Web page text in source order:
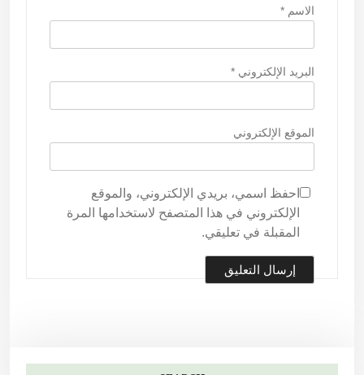
الاسم *
البريد الإلكتروني *
الموقع الإلكتروني
احفظ اسمي، بريدي الإلكتروني، والموقع
الإلكتروني في هذا المتصفح لاستخدامها المرة
المقبلة في تعليقي.